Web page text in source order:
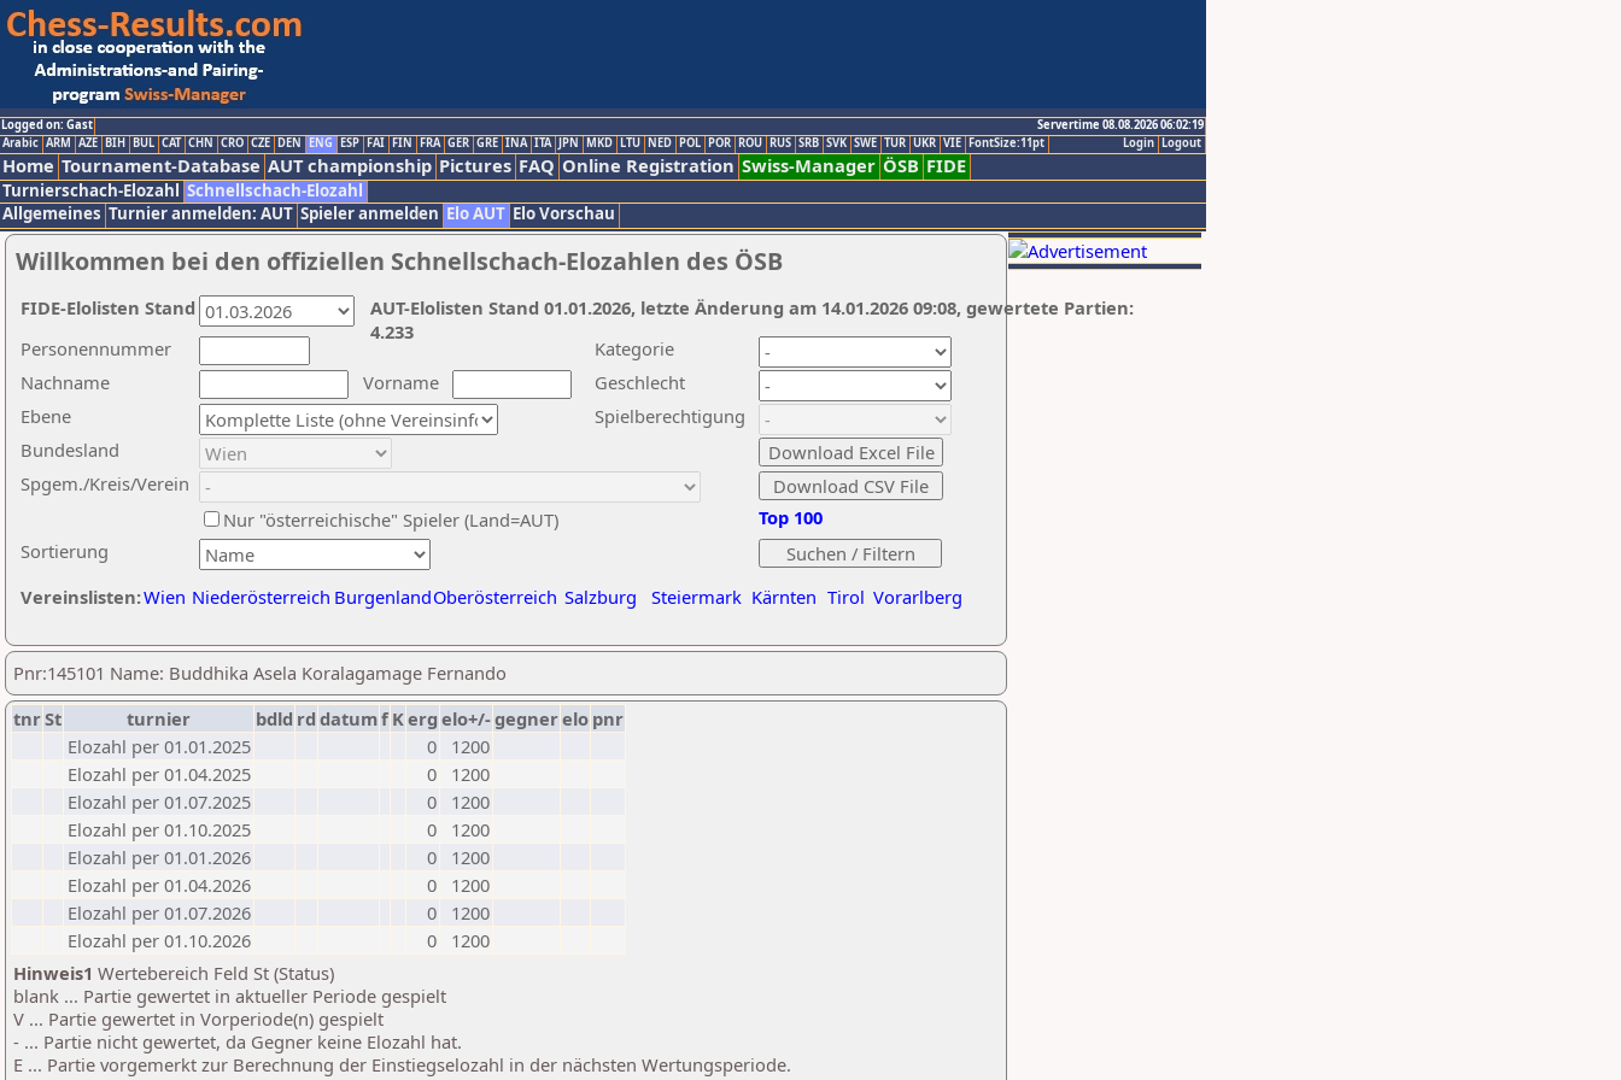
Logged on: Gast
Servertime 08.08.2026 06:02:19
Logout
Login
Arabic ARM AZE BIH BUL CAT CHN CRO CZE DEN ENG ESP FAI FIN FRA GER GRE INA ITA JPN MKD LTU NED POL POR ROU RUS SRB SVK SWE TUR UKR VIE FontSize:11pt
Home Tournament-Database AUT championship Pictures FAQ Online Registration Swiss-Manager ÖSB FIDE
Turnierschach-Elozahl Schnellschach-Elozahl
Allgemeines Turnier anmelden: AUT Spieler anmelden Elo AUT Elo Vorschau
Willkommen bei den offiziellen Schnellschach-Elozahlen des ÖSB
Nachname
Vorname
Ebene
Kategorie
Sortierung
Personennummer
Bundesland
Spgem./Kreis/Verein
Geschlecht
Nur "österreichische" Spieler (Land=AUT)
Spielberechtigung
Vereinslisten:Wien Niederösterreich BurgenlandOberösterreich Salzburg Steiermark Kärnten Tirol Vorarlberg
Top 100
AUT-Elolisten Stand 01.01.2026, letzte Änderung am 14.01.2026 09:08, gewertete Partien:
4.233
FIDE-Elolisten Stand
Pnr:145101 Name: Buddhika Asela Koralagamage Fernando
tnrSt turnier bdld rd datumf Kerg elo+/-gegnerelo pnr
Elozahl per 01.01.2025
0
1200
Elozahl per 01.04.2025
0
1200
Elozahl per 01.07.2025
0
1200
Elozahl per 01.10.2025
0
1200
Elozahl per 01.01.2026
0
1200
Elozahl per 01.04.2026
0
1200
Elozahl per 01.07.2026
0
1200
Elozahl per 01.10.2026
0
1200
Hinweis1 Wertebereich Feld St (Status)
blank ... Partie gewertet in aktueller Periode gespielt
V ... Partie gewertet in Vorperiode(n) gespielt
- ... Partie nicht gewertet, da Gegner keine Elozahl hat.
E ... Partie vorgemerkt zur Berechnung der Einstiegselozahl in der nächsten Wertungsperiode.